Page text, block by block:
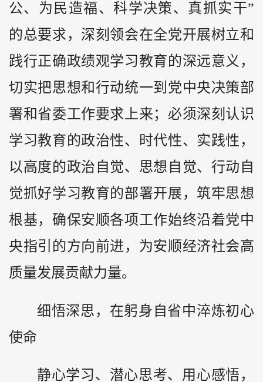
公、为民造福、科学决策、真抓实干”
的总要求，深刻领会在全党开展树立和
践行正确政绩观学习教育的深远意义，
切实把思想和行动统一到党中央决策部
署和省委工作要求上来；必须深刻认识
学习教育的政治性、时代性、实践性，
以高度的政治自觉、思想自觉、行动自
觉抓好学习教育的部署开展，筑牢思想
根基，确保安顺各项工作始终沿着党中
央指引的方向前进，为安顺经济社会高
质量发展贡献力量。
细悟深思，在躬身自省中淬炼初心
使命
静心学习、潜心思考、用心感悟，